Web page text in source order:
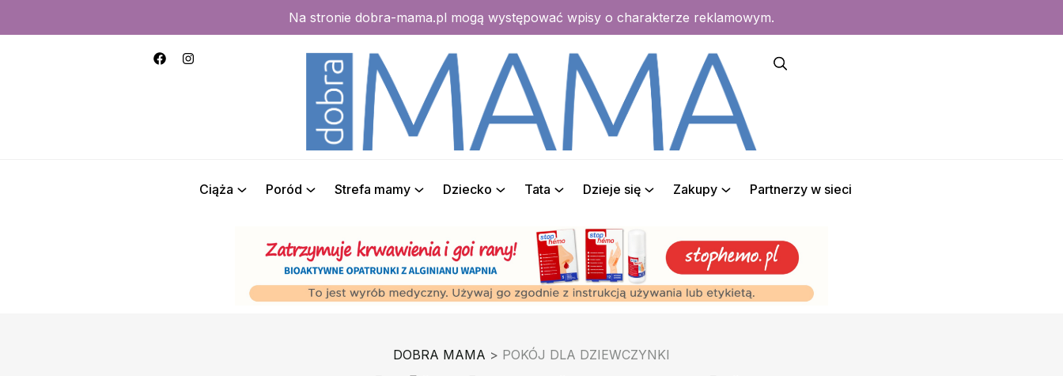
Na stronie dobra-mama.pl mogą występować wpisy o charakterze reklamowym.
Ciąża Poród Strefa mamy Dziecko Tata Dzieje się Zakupy Partnerzy w sieci
DOBRA MAMA > POKÓJ DLA DZIEWCZYNKI